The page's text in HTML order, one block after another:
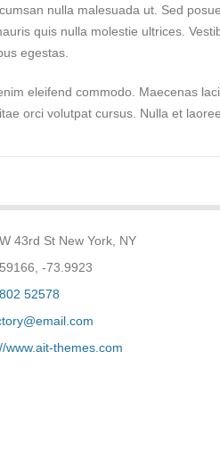
nulla malesuada ut. Sed
quis nulla molestie ultrices.
egestas.
eleifend commodo. Maecenas
orci volutpat cursus. Nulla et
43rd St New York, NY
-73.9923
52578
www.ait-themes.com